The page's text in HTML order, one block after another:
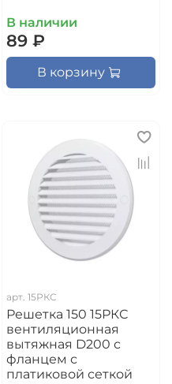
В наличии
89 ₽
В корзину
арт. 15РКС
Решетка 150 15РКС
вентиляционная
вытяжная D200 с
фланцем с
платиковой сеткой